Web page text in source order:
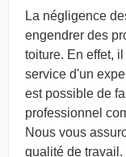
La négligence
engendrer des
toiture. En effet,
service d'un
est possible de
professionnel
Nous vous
qualité de